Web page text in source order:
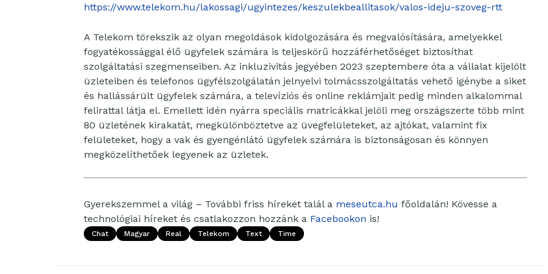
https://www.telekom.hu/lakossagi/ugyintezes/keszulekbeallitasok/valos-ideju-szoveg-rtt
A Telekom törekszik az olyan megoldások kidolgozására és megvalósítására, amelyekkel
fogyatékossággal élő ügyfelek számára is teljeskörű hozzáférhetőséget biztosíthat
szolgáltatási szegmenseiben. Az inkluzivitás jegyében 2023 szeptembere óta a vállalat kijelölt
üzleteiben és telefonos ügyfélszolgálatán jelnyelvi tolmácsszolgáltatás vehető igénybe a siket
és hallássárült ügyfelek számára, a televíziós és online reklámjait pedig minden alkalommal
felirattal látja el. Emellett idén nyárra speciális matricákkal jelöli meg országszerte több mint
80 üzletének kirakatát, megkülönböztetve az üvegfelületeket, az ajtókat, valamint fix
felületeket, hogy a vak és gyengénlátó ügyfelek számára is biztonságosan és könnyen
megközelíthetőek legyenek az üzletek.
Gyerekszemmel a világ – További friss híreket talál a meseutca.hu főoldalán! Kövesse a
technológiai híreket és csatlakozzon hozzánk a Facebookon is!
Chat Magyar Real Telekom Text Time